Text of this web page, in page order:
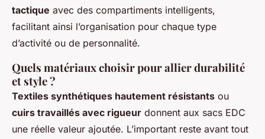
tactique avec des compartiments intelligents,
facilitant ainsi l’organisation pour chaque type
d’activité ou de personnalité.
Quels matériaux choisir pour allier durabilité
et style ?
Textiles synthétiques hautement résistants ou
cuirs travaillés avec rigueur donnent aux sacs EDC
une réelle valeur ajoutée. L’important reste avant tout